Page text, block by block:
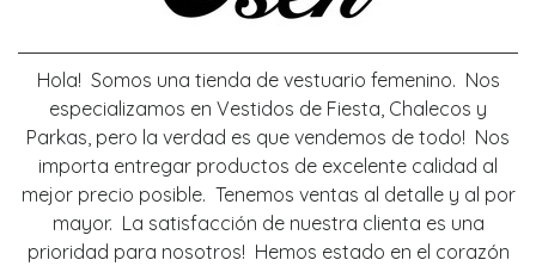
Hola! Somos una tienda de vestuario femenino. Nos
especializamos en Vestidos de Fiesta, Chalecos y
Parkas, pero la verdad es que vendemos de todo! Nos
importa entregar productos de excelente calidad al
mejor precio posible. Tenemos ventas al detalle y al por
mayor. La satisfacción de nuestra clienta es una
prioridad para nosotros! Hemos estado en el corazón